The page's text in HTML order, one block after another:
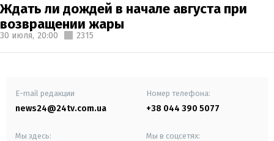
Ждать ли дождей в начале августа при
возвращении жары
30 июля, 20:00 2315
E-mail редакции
news24@24tv.com.ua
Номер телефона:
+38 044 390 5077
Мы здесь: Мы в соцсетях: